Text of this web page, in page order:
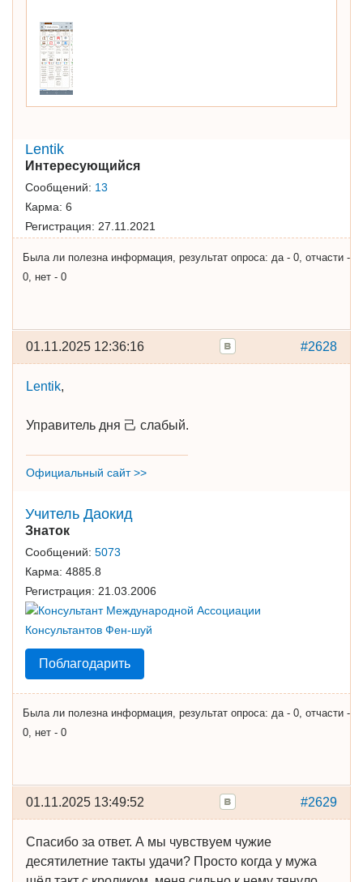
Lentik
Интересующийся
Сообщений: 13
Карма: 6
Регистрация: 27.11.2021
Была ли полезна информация, результат опроса: да - 0, отчасти -
0, нет - 0
#2628
01.11.2025 12:36:16
Lentik,
Управитель дня 己 слабый.
Официальный сайт >>
Учитель Даокид
Знаток
Сообщений: 5073
Карма: 4885.8
Регистрация: 21.03.2006
Поблагодарить
Была ли полезна информация, результат опроса: да - 0, отчасти -
0, нет - 0
#2629
01.11.2025 13:49:52
Спасибо за ответ. А мы чувствуем чужие
десятилетние такты удачи? Просто когда у мужа